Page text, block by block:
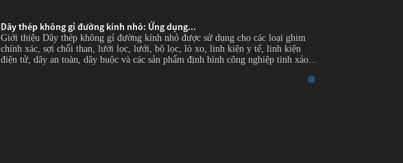
Dây thép không gỉ đường kính nhỏ: Ứng dụng...
Giới thiệu Dây thép không gỉ đường kính nhỏ được sử dụng cho các loại ghim
chính xác, sợi chổi than, lưới lọc, lưới, bộ lọc, lò xo, linh kiện y tế, linh kiện
điện tử, dây an toàn, dây buộc và các sản phẩm định hình công nghiệp tinh xảo...